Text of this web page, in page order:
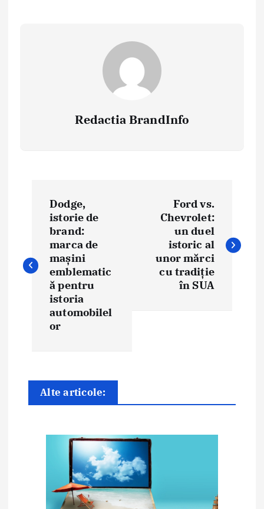
Redactia BrandInfo
i
n
Dodge,
istorie de
brand:
marca de
mașini
emblematic
ă pentru
istoria
automobilel
or
Ford vs.
Chevrolet:
un duel
istoric al
unor mărci
cu tradiție
în SUA
Alte articole: